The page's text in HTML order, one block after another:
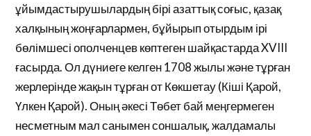
ұйымдастырушылардың бірі азаттық соғыс, қазақ
халқының жоңғарлармен, бұйырып отырдым ірі
бөлімшесі ополченцев көптеген шайқастарда XVIII
ғасырда. Ол дүниеге келген 1708 жылы және тұрған
жерлерінде жақын тұрған от Көкшетау (Кіші Қарой,
Үлкен Қарой). Оның әкесі Төбет бай меңгермеген
несметным мал санымен соншалық, жалдамалы